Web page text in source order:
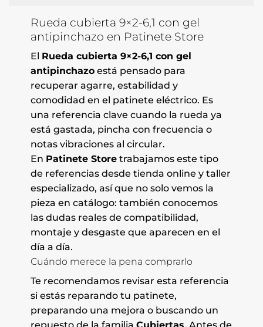
Rueda cubierta 9×2-6,1 con gel
antipinchazo en Patinete Store
El Rueda cubierta 9×2-6,1 con gel
antipinchazoestá pensado para
recuperar agarre, estabilidad y
comodidad en el patinete eléctrico. Es
una referencia clave cuando la rueda ya
está gastada, pincha con frecuencia o
notas vibraciones al circular.
En Patinete Storetrabajamos este tipo
de referencias desde tienda online y taller
especializado, así que no solo vemos la
pieza en catálogo: también conocemos
las dudas reales de compatibilidad,
montaje y desgaste que aparecen en el
día a día.
Cuándo merece la pena comprarlo
Te recomendamos revisar esta referencia
si estás reparando tu patinete,
preparando una mejora o buscando un